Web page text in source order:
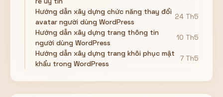
Hướng dẫn xây dựng chức năng thay đổi
avatar người dùng WordPress
24 Th5
Hướng dẫn xây dựng trang thông tin
người dùng WordPress
10 Th5
Hướng dẫn xây dựng trang khôi phục mật
khẩu trong WordPress
7 Th5